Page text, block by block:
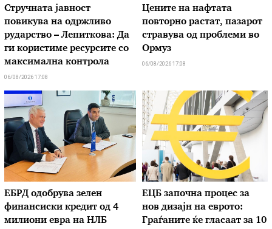
Стручната јавност
повикува на одржливо
рударство – Лепиткова: Да
ги користиме ресурсите со
максимална контрола
06/08/2026 17:08
Цените на нафтата
повторно растат, пазарот
стравува од проблеми во
Ормуз
06/08/2026 17:08
ЕБРД одобрува зелен
финансиски кредит од 4
милиони евра на НЛБ
ЕЦБ започна процес за
нов дизајн на еврото:
Граѓаните ќе гласаат за 10